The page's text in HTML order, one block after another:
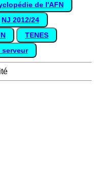
de l'AFN
NJ 2012/24
TENES
serveur